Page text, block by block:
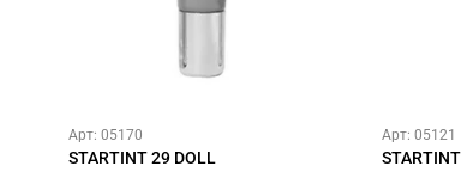
Арт: 05170
STARTINT 29 DOLL
Арт: 05121